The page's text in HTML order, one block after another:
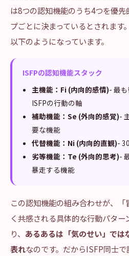
は8つの認知機能のうち4つを優
プごとに決まっているとされます
以下のようになっています。
ISFPの認知機能スタック
主機能：Fi (内向的感情)- 最
ISFPの行動の軸
補助機能：Se (外向的感覚)-
要な機能
代替機能：Ni (内向的直観)-
劣等機能：Te (外向的思考)-
暴走する機能
この認知機能の組み合わせが、
く共感される具体的な行動パター
り、 あるあるは「気のせい」では
表れなのです。だからISFP同士